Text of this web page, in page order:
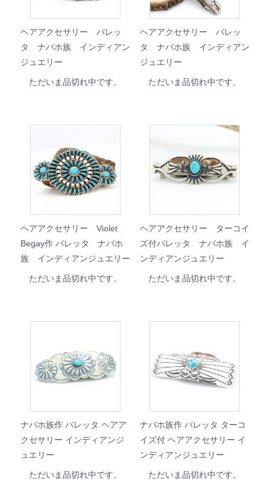
ヘアアクセサリー バレッ
タ ナバホ族 インディアン
ジュエリー
ただいま品切れ中です。
ヘアアクセサリー バレッ
タ ナバホ族 インディアン
ジュエリー
ただいま品切れ中です。
ヘアアクセサリー Violet
Begay作 バレッタ ナバホ
族 インディアンジュエリー
ただいま品切れ中です。
ヘアアクセサリー ターコイ
ズ付バレッタ ナバホ族 イ
ンディアンジュエリー
ただいま品切れ中です。
ナバホ族作 バレッタ ヘアア
クセサリー インディアンジ
ュエリー
ただいま品切れ中です。
ナバホ族作 バレッタ ターコ
イズ付 ヘアアクセサリー イ
ンディアンジュエリー
ただいま品切れ中です。